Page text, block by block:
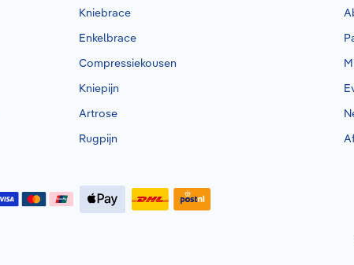
Kniebrace
Enkelbrace
Compressiekousen
Kniepijn
Artrose
Rugpijn